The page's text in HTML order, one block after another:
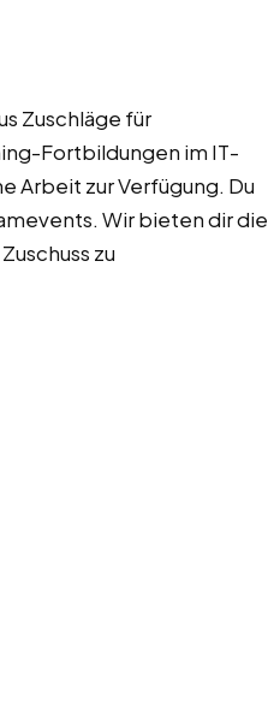
Zuschläge für
Fortbildungen im IT-
Arbeit zur Verfügung. Du
Wir bieten dir die
zu